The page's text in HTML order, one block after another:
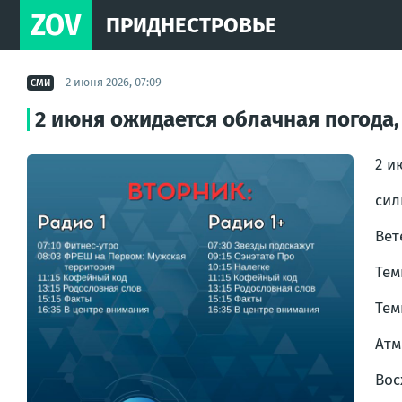
ZOV ПРИДНЕСТРОВЬЕ
СМИ 2 июня 2026, 07:09
2 июня ожидается облачная
2